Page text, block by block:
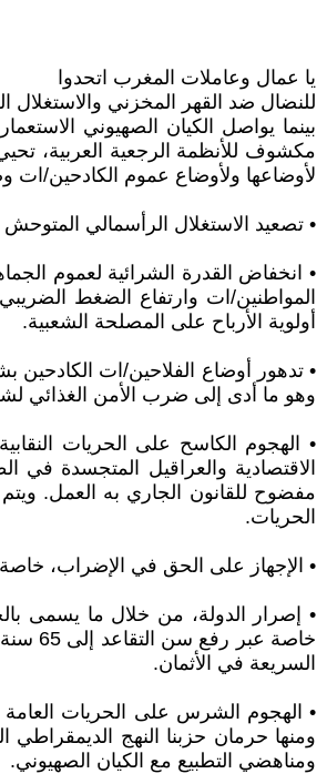
يا عمال وعاملات المغرب اتحدوا
للنضال ضد القهر المخزني والاستغلال
لأوضاعها ولأوضاع عموم الكادحين/ات
• تصعيد الاستغلال الرأسمالي
• انخفاض القدرة الشرائية لعموم
المواطنين/ات وارتفاع الضغط
أولوية الأرباح على المصلحة الشعبية.
• تدهور أوضاع الفلاحين/ات
وهو ما أدى إلى ضرب الأمن الغذائي
• الهجوم الكاسح على الحريات
الاقتصادية والعراقيل المتجسدة
مفضوح للقانون الجاري به العمل.
الحريات.
• الإجهاز على الحق في الإضراب، خاصة عبر استعمال الفصل 288 المشؤوم من القانون
السريعة في الأثمان.
• الهجوم الشرس على الحريات العامة
ومنها حرمان حزبنا النهج
ومناهضي التطبيع مع الكيان الصهيوني.